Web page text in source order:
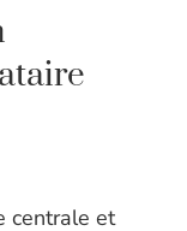
centrale et